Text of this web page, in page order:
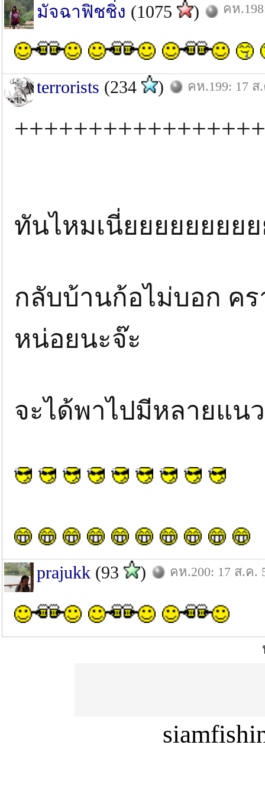
มัจฉาฟิชชิ่ง (1075 ) คห
terrorists (234 ) คห.199: 17 ส
ทันไหมเนี่ยยยยยยยย
กลับบ้านก้อไม่บอก ค
หน่อยนะจ๊ะ
จะได้พาไปมีหลายแ
prajukk (93 ) คห.200: 17 ส.ค.